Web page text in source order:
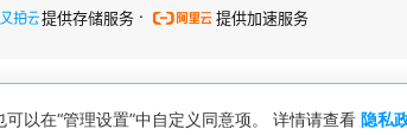
提供存储服务 . 提供加速服务
号
以在“管理设置”中自定义同意项。 详情请查看 隐私